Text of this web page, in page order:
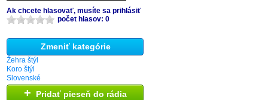
Ak chcete hlasovať, musíte sa prihlásiť
počet hlasov: 0
Zmeniť kategórie
Žehra štýl
Koro štýl
Slovenské
+ Pridať pieseň do rádia